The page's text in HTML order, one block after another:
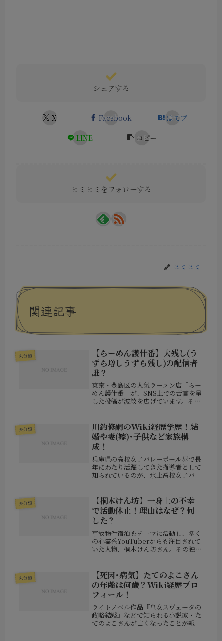
シェアする
X Facebook
はてブ
LINE
コピー
ヒミヒミをフォローする
ヒミヒミ
関連記事
未分類
【らーめん護什番】大残し(う
ずら増しうずら残し)の配信者
誰？
東京・豊島区の人気ラーメン店「らー
めん護什番」が、SNS上での苦言を呈
した投稿が波紋を広げています。その
食べきれずに大量に残して帰った配信
者。「うずら増し」などのトッピ...
未分類
川釣修嗣のWiki経歴学歴！結
婚や妻(嫁)･子供など家族構
成！
兵庫県の高校女子バレーボール界で長
年にわたり活躍してきた指導者として
知られているのが、氷上高校女子バレ
持つ同校のチームを率い、数多くの大
会で結果を残してきました。指導者と
して...
未分類
【桐木けん坊】一身上の不幸
で活動休止！理由はなぜ？何
した？
事故物件宿泊をテーマに活動し、多く
の心霊系YouTuberからも注目されて
いた人物、桐木けん坊さん。その独特
うサービスで知られ、業界内外から人
気を集めてきました。しかし、2...
未分類
【死因･病気】たてのよこさん
の年齢は何歳？Wiki経歴プロ
フィール！
ライトノベル作品『皇女スヴェータの
政略結婚』などで知られる小説家・た
てのよこさんが亡くなったことが報じ